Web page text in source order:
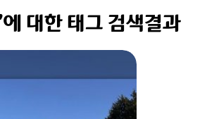
대한 태그 검색결과